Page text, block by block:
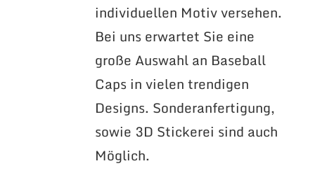
individuellen Motiv versehen.
Bei uns erwartet Sie eine
große Auswahl an Baseball
Caps in vielen trendigen
Designs. Sonderanfertigung,
sowie 3D Stickerei sind auch
Möglich.